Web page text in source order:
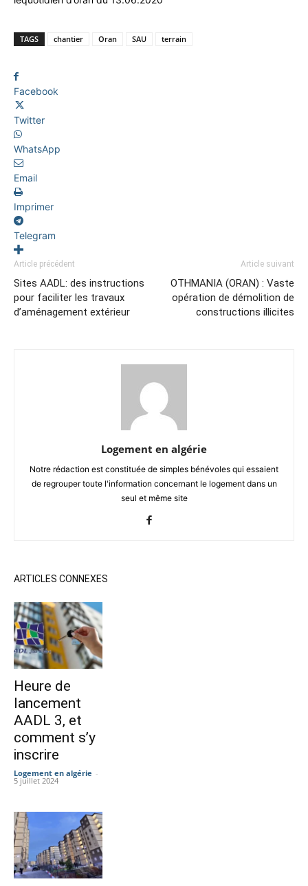
TAGS chantier Oran SAU terrain
Facebook
Twitter
WhatsApp
Email
Imprimer
Telegram
Article précédent
Sites AADL: des instructions
pour faciliter les travaux
d’aménagement extérieur
Article suivant
OTHMANIA (ORAN) : Vaste
opération de démolition de
constructions illicites
Logement en algérie
Notre rédaction est constituée de simples bénévoles qui essaient
de regrouper toute l'information concernant le logement dans un
seul et même site
ARTICLES CONNEXES
Heure de
lancement
AADL 3, et
comment s’y
inscrire
Logement en algérie -
5 juillet 2024